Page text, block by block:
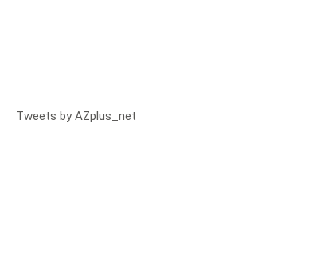
Tweets by AZplus_net